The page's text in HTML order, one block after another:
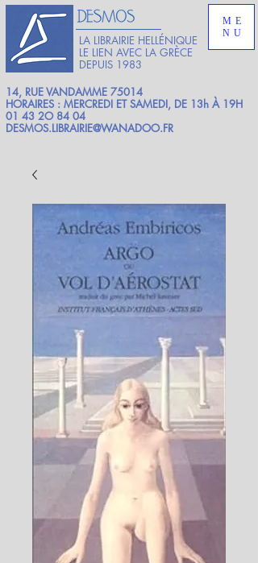
LA LIBRAIRIE HELLÉNIQUE
LE LIEN AVEC LA GRÈCE
DEPUIS 1983
ME
NU
14, RUE VANDAMME 75014
HORAIRES : MERCREDI ET SAMEDI, DE 13h À 19H
01 43 2O 84 04
DESMOS.LIBRAIRIE@WANADOO.FR